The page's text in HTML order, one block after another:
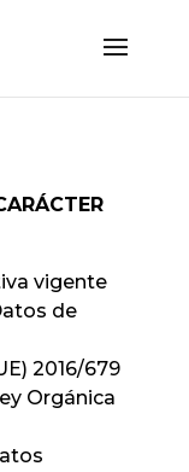
vigente
de
2016/679
Orgánica